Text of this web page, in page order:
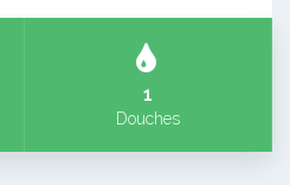
1
Douches